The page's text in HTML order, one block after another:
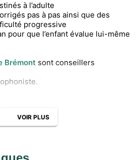
à l’adulte
pas à pas ainsi que des
progressive
pour que l’enfant évalue lui-même
Brémont sont conseillers
VOIR PLUS